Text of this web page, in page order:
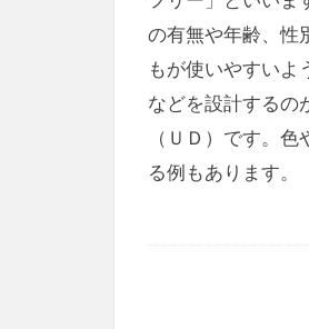
の有無や年齢、性
もが使いやすいよ
などを設計するの
（ＵＤ）です。
る例もあります。